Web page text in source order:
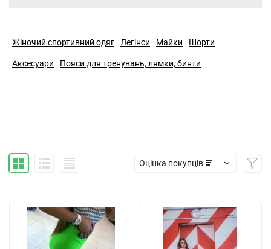
Жіночий спортивний одяг Легінси Майки Шорти
Аксесуари Пояси для тренувань, лямки, бинти
Оцінка покупців